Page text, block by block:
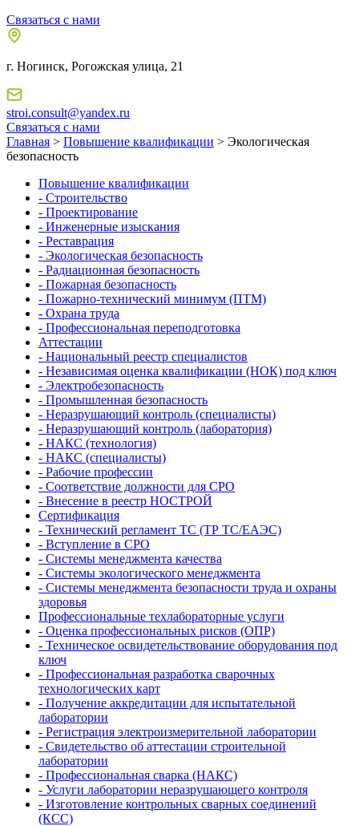
Связаться с нами
г. Ногинск, Рогожская улица, 21
stroi.consult@yandex.ru
Связаться с нами
Главная > Повышение квалификации > Экологическая
безопасность
Повышение квалификации
- Строительство
- Проектирование
- Инженерные изыскания
- Реставрация
- Экологическая безопасность
- Радиационная безопасность
- Пожарная безопасность
- Пожарно-технический минимум (ПТМ)
- Охрана труда
- Профессиональная переподготовка
Аттестации
- Национальный реестр специалистов
- Независимая оценка квалификации (НОК) под ключ
- Электробезопасность
- Промышленная безопасность
- Неразрушающий контроль (специалисты)
- Неразрушающий контроль (лаборатория)
- НАКС (технология)
- НАКС (специалисты)
- Рабочие профессии
- Соответствие должности для СРО
- Внесение в реестр НОСТРОЙ
Сертификация
- Технический регламент ТС (ТР ТС/ЕАЭС)
- Вступление в СРО
- Системы менеджмента качества
- Системы экологического менеджмента
- Системы менеджмента безопасности труда и охраны
здоровья
Профессиональные техлабораторные услуги
- Оценка профессиональных рисков (ОПР)
- Техническое освидетельствование оборудования под
ключ
- Профессиональная разработка сварочных
технологических карт
- Получение аккредитации для испытательной
лаборатории
- Регистрация электроизмерительной лаборатории
- Свидетельство об аттестации строительной
лаборатории
- Профессиональная сварка (НАКС)
- Услуги лаборатории неразрушающего контроля
- Изготовление контрольных сварных соединений
(КСС)